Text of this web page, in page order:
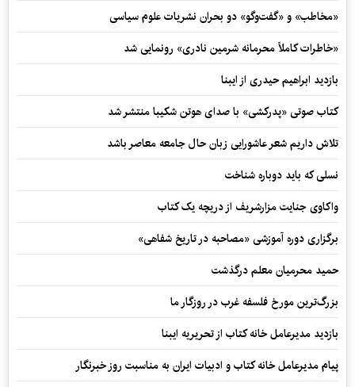
«مخاطب» و «گفت‌وگو» دو بحران نشریات علوم سیاسی
«خاطرات کاملاً محرمانه شرمین نادری» رونمایی شد
بازدید ابراهیم حیدری از ایبنا
کتاب صوتی «پدرکشی» با صدای هوتن شکیبا منتشر شد
تلاش داریم شعر عاشورایی زبان حال جامعه معاصر باشد
نسلی که باید دوباره شناخت
واکاوی جنایت مزارشریف از دریچه یک کتاب
برگزاری دوره آموزشی «مصاحبه در تاریخ شفاهی»
حمید محرمیان معلم درگذشت
بزرگ‌ترین مورخ فلسفه غرب در روزگار ما
بازدید مدیرعامل خانه کتاب از تحریریه ایبنا
پیام مدیرعامل خانه کتاب و ادبیات ایران به مناسبت روز خبرنگار